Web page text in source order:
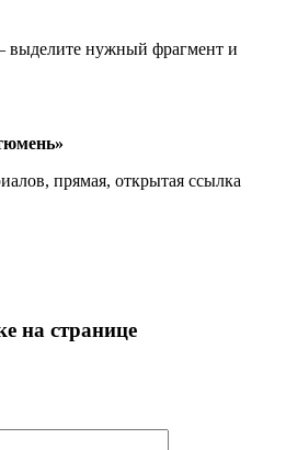
нужный фрагмент и
прямая, открытая ссылка
на странице